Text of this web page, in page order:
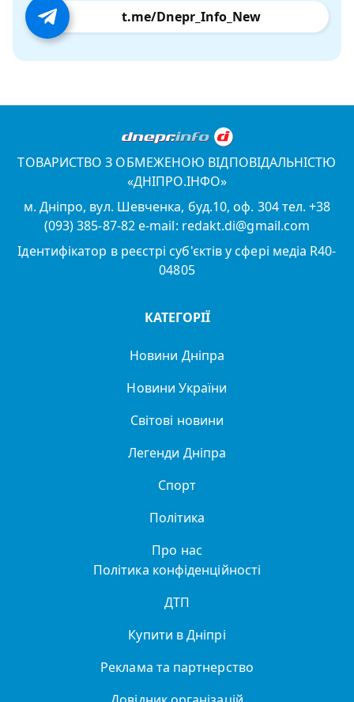
t.me/Dnepr_Info_New
ТОВАРИСТВО З ОБМЕЖЕНОЮ ВІДПОВІДАЛЬНІСТЮ
«ДНІПРО.ІНФО»
м. Дніпро, вул. Шевченка, буд.10, оф. 304 тел. +38
(093) 385-87-82 e-mail: redakt.di@gmail.com
Ідентифікатор в реєстрі суб'єктів у сфері медіа R40-
04805
КАТЕГОРІЇ
Новини Дніпра
Новини України
Світові новини
Легенди Дніпра
Спорт
Політика
Про нас
Політика конфіденційності
ДТП
Купити в Дніпрі
Реклама та партнерство